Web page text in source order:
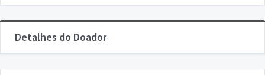
Detalhes do Doador